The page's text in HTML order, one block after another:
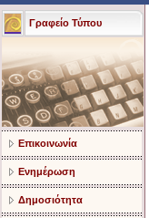
Γραφείο Τύπου
Επικοινωνία
Ενημέρωση
Δημοσιότητα